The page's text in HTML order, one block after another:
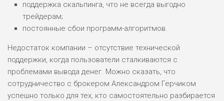
поддержка скальпинга, что не всегда выгодно
трейдерам;
постоянные сбои программ-алгоритмов.
Недостаток компании – отсутствие технической
поддержки, когда пользователи сталкиваются с
проблемами вывода денег. Можно сказать, что
сотрудничество с брокером Александром Герчиком
успешно только для тех, кто самостоятельно разбирается